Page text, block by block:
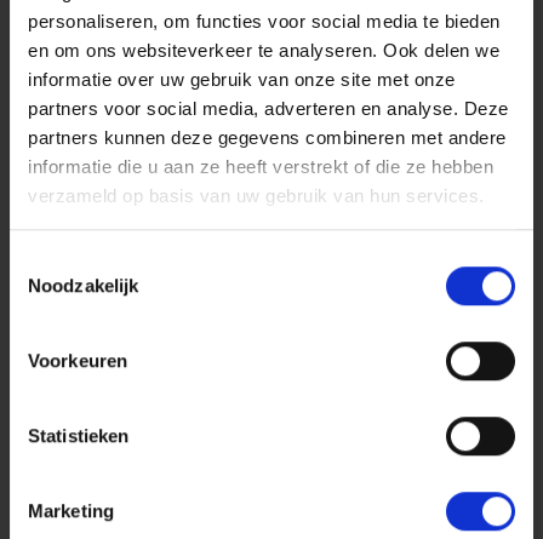
personaliseren, om functies voor social media te bieden
en om ons websiteverkeer te analyseren. Ook delen we
informatie over uw gebruik van onze site met onze
partners voor social media, adverteren en analyse. Deze
partners kunnen deze gegevens combineren met andere
informatie die u aan ze heeft verstrekt of die ze hebben
verzameld op basis van uw gebruik van hun services.
Noodzakelijk
Voorkeuren
Statistieken
Marketing